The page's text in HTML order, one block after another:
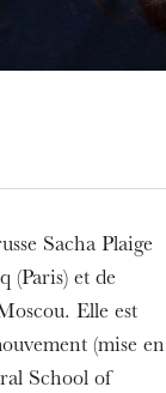
Opera
Sacha Plaige
(Paris) et de
Elle est
(mise en
School of